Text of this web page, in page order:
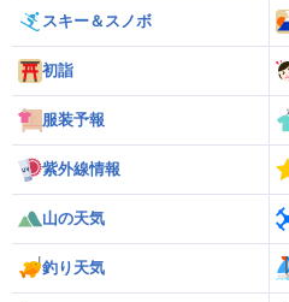
スキー＆スノボ
初詣
服装予報
紫外線情報
山の天気
釣り天気